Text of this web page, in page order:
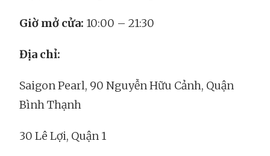
Giờ mở cửa: 10:00 – 21:30
Địa chỉ:
Saigon Pearl, 90 Nguyễn Hữu Cảnh, Quận
Bình Thạnh
30 Lê Lợi, Quận 1